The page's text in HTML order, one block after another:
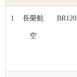
1 長榮航
空
BR120